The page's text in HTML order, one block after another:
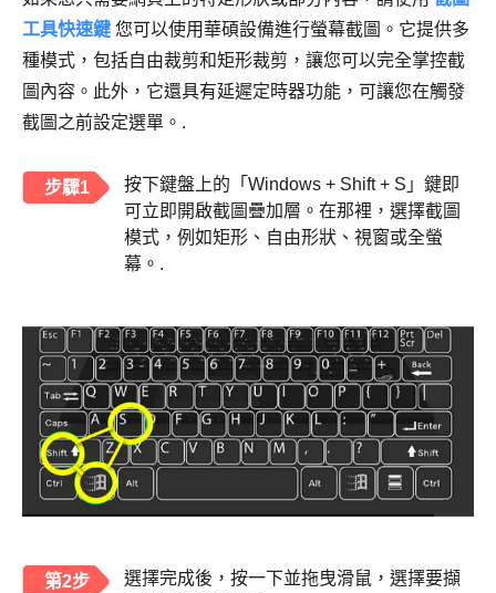
工具快速鍵 您可以使用華碩設備進行螢幕截圖。它提供多
種模式，包括自由裁剪和矩形裁剪，讓您可以完全掌控截
圖內容。此外，它還具有延遲定時器功能，可讓您在觸發
截圖之前設定選單。.
步驟1
按下鍵盤上的「Windows + Shift + S」鍵即
可立即開啟截圖疊加層。在那裡，選擇截圖
模式，例如矩形、自由形狀、視窗或全螢
幕。.
第2步
選擇完成後，按一下並拖曳滑鼠，選擇要擷